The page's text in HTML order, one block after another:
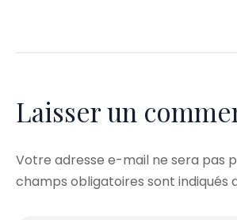
Laisser un
Votre adresse e-mail ne sera pas
champs obligatoires sont indiqués